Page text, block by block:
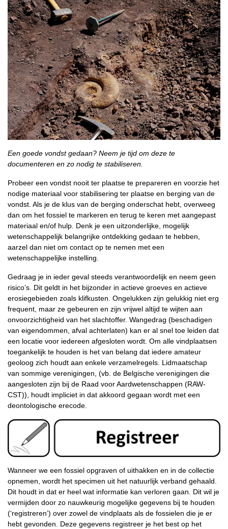
Een goede vondst gedaan? Neem je tijd om deze te
documenteren en zo nodig te stabiliseren.
Probeer een vondst nooit ter plaatse te prepareren en voorzie het
nodige materiaal voor stabilisering ter plaatse en berging van de
vondst. Als je de klus van de berging onderschat hebt, overweeg
dan om het fossiel te markeren en terug te keren met aangepast
materiaal en/of hulp. Denk je een uitzonderlijke, mogelijk
wetenschappelijk belangrijke ontdekking gedaan te hebben,
aarzel dan niet om contact op te nemen met een
wetenschappelijke instelling.
Gedraag je in ieder geval steeds verantwoordelijk en neem geen
risico’s. Dit geldt in het bijzonder in actieve groeves en actieve
erosiegebieden zoals klifkusten. Ongelukken zijn gelukkig niet erg
frequent, maar ze gebeuren en zijn vrijwel altijd te wijten aan
onvoorzichtigheid van het slachtoffer. Wangedrag (beschadigen
van eigendommen, afval achterlaten) kan er al snel toe leiden dat
een locatie voor iedereen afgesloten wordt. Om alle vindplaatsen
toegankelijk te houden is het van belang dat iedere amateur
geoloog zich houdt aan enkele verzamelregels. Lidmaatschap
van sommige verenigingen, (vb. de Belgische verenigingen die
aangesloten zijn bij de Raad voor Aardwetenschappen (RAW-
CST)), houdt impliciet in dat akkoord gegaan wordt met een
deontologische erecode.
Wanneer we een fossiel opgraven of uithakken en in de collectie
opnemen, wordt het specimen uit het natuurlijk verband gehaald.
Dit houdt in dat er heel wat informatie kan verloren gaan. Dit wil je
vermijden door zo nauwkeurig mogelijke gegevens bij te houden
(‘registreren’) over zowel de vindplaats als de fossielen die je er
hebt gevonden. Deze gegevens registreer je het best op het